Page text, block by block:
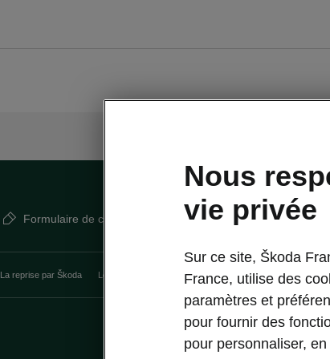
Formulaire de contact
La reprise par Škoda Le stock par Škoda Occasions E-brochures et tarifs
Offres et financement
Le leasing Epiq par Škoda
Nous
vie privée
Sur ce site, Škoda
France, utilise des
paramètres et
pour fournir des
pour personnaliser,